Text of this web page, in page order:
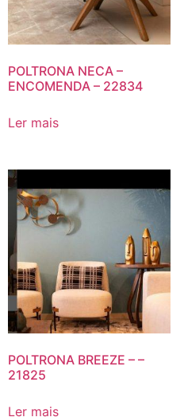
POLTRONA NECA –
ENCOMENDA – 22834
Ler mais
POLTRONA BREEZE – –
21825
Ler mais